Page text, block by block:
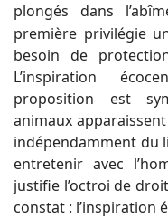
plongés dans
première privilégie
besoin de
L’inspiration
proposition est
animaux
indépendamment du
entretenir avec
justifie l’octroi de
constat : l’inspiration